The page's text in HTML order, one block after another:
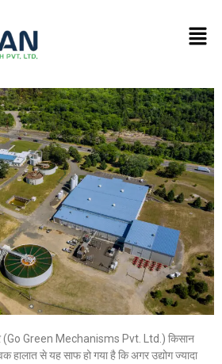
(Go Green Mechanisms Pvt. Ltd.) किसान
हालात से यह साफ हो गया है कि अगर उद्योग ज्यादा